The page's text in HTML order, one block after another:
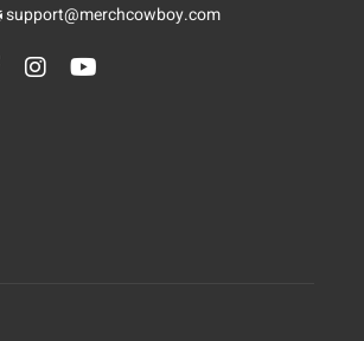
support@merchcowboy.com